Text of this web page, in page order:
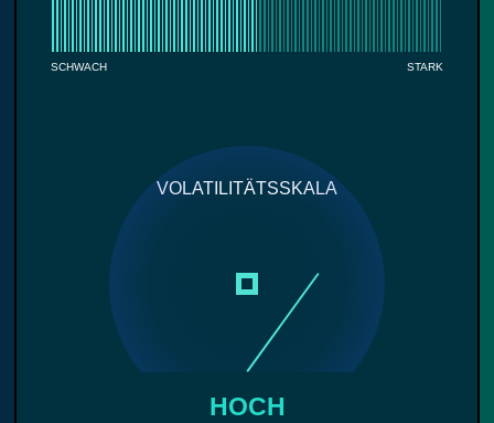
SCHWACH STARK
VOLATILITÄTSSKALA
HOCH